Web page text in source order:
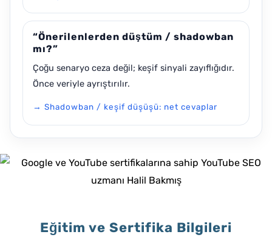
“Önerilenlerden düştüm / shadowban
mı?”
Çoğu senaryo ceza değil; keşif sinyali zayıflığıdır.
Önce veriyle ayrıştırılır.
→ Shadowban / keşif düşüşü: net cevaplar
Eğitim ve Sertifika Bilgileri